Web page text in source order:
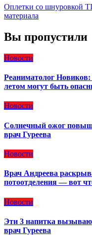
Оплетки со шнуровкой
материала
Вы пропустили
Новости
Реаниматолог Новиков:
летом могут быть
Новости
Солнечный ожог
врач Гуреева
Новости
Врач Андреева
потоотделения — вот
Новости
Эти 3 напитка
врач Гуреева